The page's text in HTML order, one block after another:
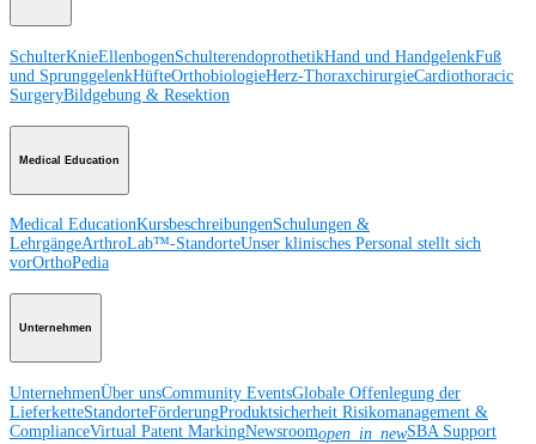
SchulterKnieEllenbogenSchulterendoprothetikHand und HandgelenkFuß
und SprunggelenkHüfteOrthobiologieHerz-ThoraxchirurgieCardiothoracic
SurgeryBildgebung & Resektion
Medical Education
Medical EducationKursbeschreibungenSchulungen &
LehrgängeArthroLab™-StandorteUnser klinisches Personal stellt sich
vorOrthoPedia
Unternehmen
UnternehmenÜber unsCommunity EventsGlobale Offenlegung der
LieferketteStandorteFörderungProduktsicherheit Risikomanagement &
ComplianceVirtual Patent MarkingNewsroomopen_in_newSBA Support